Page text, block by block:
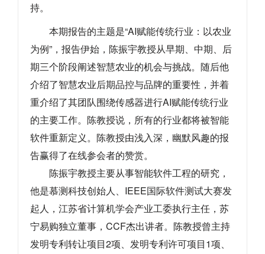
持。
本期报告的主题是“AI赋能传统行业：以农业
为例”，报告伊始，陈振宇教授从早期、中期、后
期三个阶段阐述智慧农业的机会与挑战。随后他
介绍了智慧农业后期品控与品牌的重要性，并着
重介绍了其团队围绕传感器进行AI赋能传统行业
的主要工作。陈教授说，所有的行业都将被智能
软件重新定义。陈教授由浅入深，幽默风趣的报
告赢得了在线参会者的赞赏。
陈振宇教授主要从事智能软件工程的研究，
他是慕测科技创始人、IEEE国际软件测试大赛发
起人，江苏省计算机学会产业工委执行主任，苏
宁易购独立董事，CCF杰出讲者。 陈教授曾主持
发明专利转让项目2项、发明专利许可项目1项、